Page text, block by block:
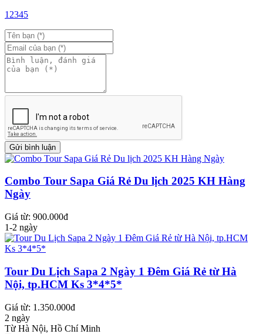
1 2345
Combo Tour Sapa Giá Rẻ Du lịch 2025 KH Hàng
Ngày
Giá từ: 900.000đ
1-2 ngày
Tour Du Lịch Sapa 2 Ngày 1 Đêm Giá Rẻ từ Hà
Nội, tp.HCM Ks 3*4*5*
Giá từ: 1.350.000đ
2 ngày
Từ Hà Nội, Hồ Chí Minh